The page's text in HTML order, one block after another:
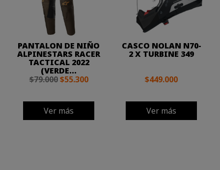
PANTALON DE NIÑO
ALPINESTARS RACER
TACTICAL 2022
(VERDE...
$79.000 $55.300
Ver más
CASCO NOLAN N70-
2 X TURBINE 349
$449.000
Ver más